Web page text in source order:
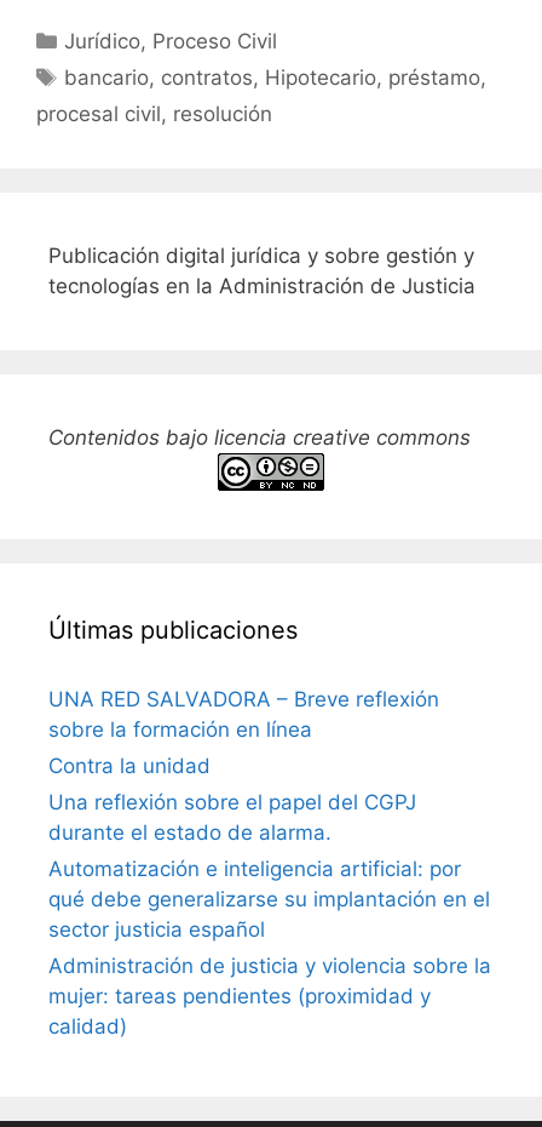
Categorías
Jurídico, Proceso Civil
Etiquetas
bancario, contratos, Hipotecario, préstamo,
procesal civil, resolución
Publicación digital jurídica y sobre gestión y
tecnologías en la Administración de Justicia
Contenidos bajo licencia creative commons
Últimas publicaciones
UNA RED SALVADORA – Breve reflexión
sobre la formación en línea
Contra la unidad
Una reflexión sobre el papel del CGPJ
durante el estado de alarma.
Automatización e inteligencia artificial: por
qué debe generalizarse su implantación en el
sector justicia español
Administración de justicia y violencia sobre la
mujer: tareas pendientes (proximidad y
calidad)